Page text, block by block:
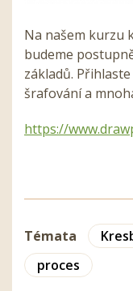
Na našem kurzu
budeme
základů.
šrafování a
https://
Témata
proces